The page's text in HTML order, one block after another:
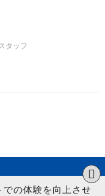
タッフ
の体験を向上させ